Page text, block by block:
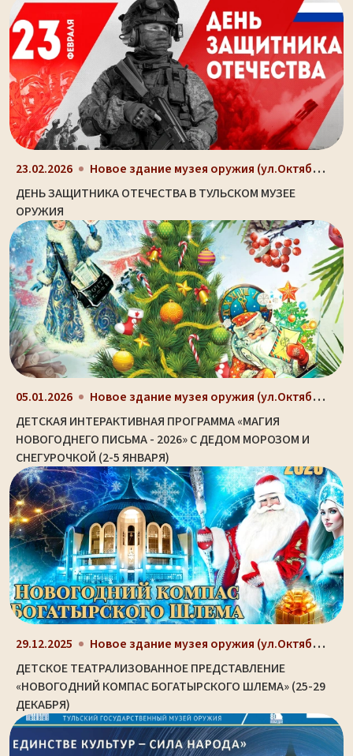
23.02.2026 Новое здание музея оружия (ул.Октябрьская, д. 2)
ДЕНЬ ЗАЩИТНИКА ОТЕЧЕСТВА В ТУЛЬСКОМ МУЗЕЕ
ОРУЖИЯ
05.01.2026 Новое здание музея оружия (ул.Октябрьская, д. 2)
ДЕТСКАЯ ИНТЕРАКТИВНАЯ ПРОГРАММА «МАГИЯ
НОВОГОДНЕГО ПИСЬМА - 2026» С ДЕДОМ МОРОЗОМ И
СНЕГУРОЧКОЙ (2-5 ЯНВАРЯ)
29.12.2025 Новое здание музея оружия (ул.Октябрьская, д. 2)
ДЕТСКОЕ ТЕАТРАЛИЗОВАННОЕ ПРЕДСТАВЛЕНИЕ
«НОВОГОДНИЙ КОМПАС БОГАТЫРСКОГО ШЛЕМА» (25-29
ДЕКАБРЯ)